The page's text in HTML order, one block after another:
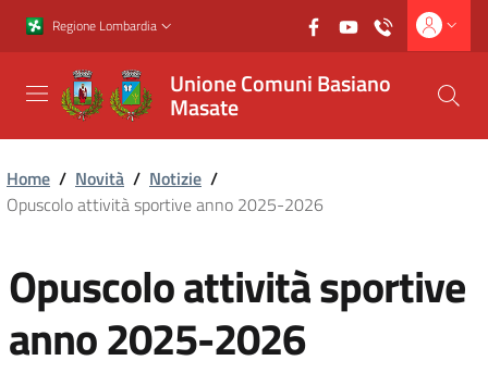
Vai al contenuto principale
Vai al footer
Regione Lombardia
Unione Comuni Basiano
Masate
Home / Novità / Notizie /
Opuscolo attività sportive anno 2025-2026
Opuscolo attività sportive
anno 2025-2026